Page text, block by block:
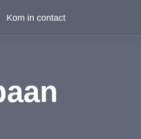
Kom in contact